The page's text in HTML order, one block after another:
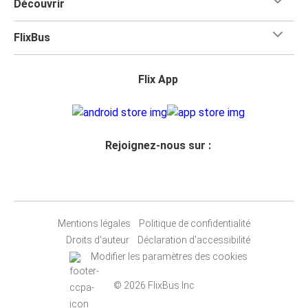
Découvrir
FlixBus
Flix App
Rejoignez-nous sur :
Mentions légales
Politique de confidentialité
Droits d'auteur
Déclaration d'accessibilité
Modifier les paramètres des cookies
© 2026 FlixBus Inc